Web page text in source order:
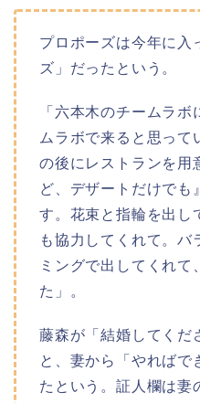
プロポーズは今年に入
ズ」だったという。
「六本木のチームラ
ムラボで来ると思って
の後にレストランを用
ど、デザートだけでも
す。花束と指輪を出し
も協力してくれて。バ
ミングで出してくれて
た」。
藤森が「結婚してくだ
と、妻から「やればで
たという。証人欄は妻